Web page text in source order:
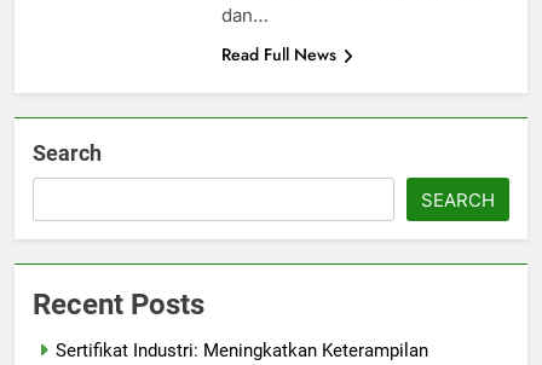
dan…
Read Full News
Search
SEARCH
Recent Posts
Sertifikat Industri: Meningkatkan Keterampilan